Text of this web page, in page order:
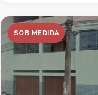
SOB MEDIDA